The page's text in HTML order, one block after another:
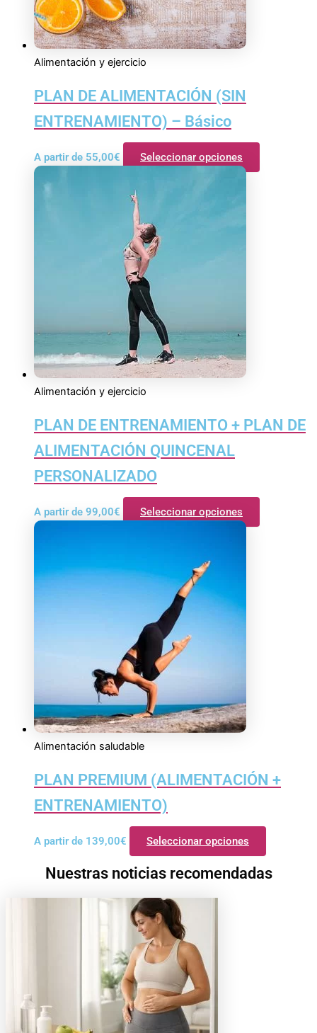
Alimentación y ejercicio
PLAN DE ALIMENTACIÓN (SIN
ENTRENAMIENTO) – Básico
A partir de 55,00€ Seleccionar opciones
Alimentación y ejercicio
PLAN DE ENTRENAMIENTO + PLAN DE
ALIMENTACIÓN QUINCENAL
PERSONALIZADO
A partir de 99,00€ Seleccionar opciones
Alimentación saludable
PLAN PREMIUM (ALIMENTACIÓN +
ENTRENAMIENTO)
A partir de 139,00€ Seleccionar opciones
Nuestras noticias recomendadas